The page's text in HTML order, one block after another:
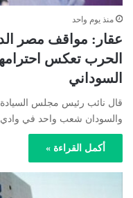
منذ يوم واحد
عقار: مواقف مصر
الحرب تعكس
السوداني
قال نائب رئيس مجلس السيادة
والسودان شعب واحد في وادي
أكمل القراءة »